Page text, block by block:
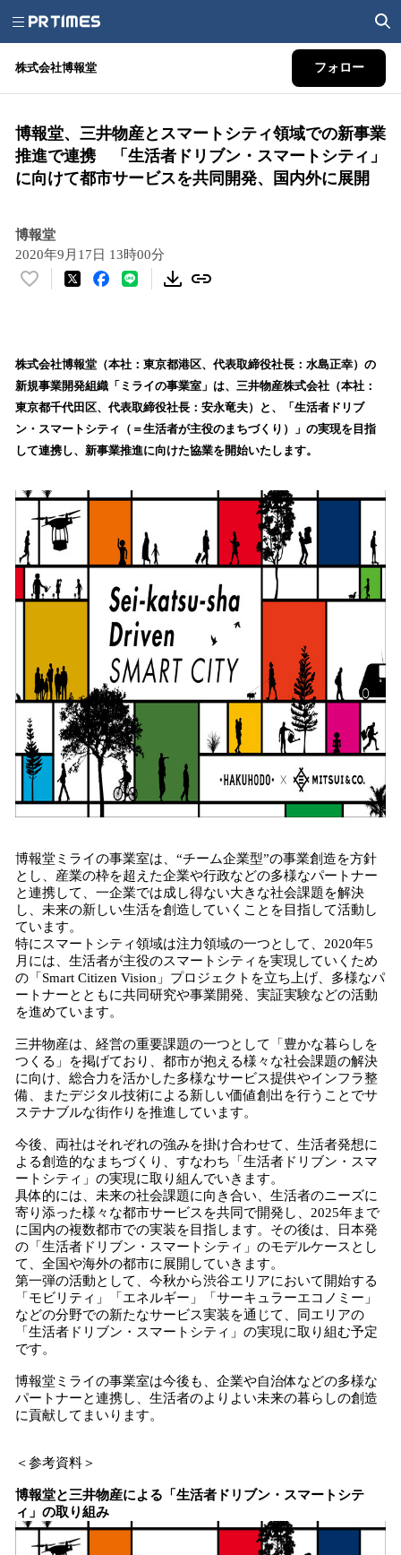
株式会社博報堂 フォロー
博報堂、三井物産とスマートシティ領域での新事業
推進で連携 「生活者ドリブン・スマートシティ」
に向けて都市サービスを共同開発、国内外に展開
博報堂
2020年9月17日 13時00分
い
数
を
読
込
み
で
株式会社博報堂（本社：東京都港区、代表取締役社長：水島正幸）の
新規事業開発組織「ミライの事業室」は、三井物産株式会社（本社：
東京都千代田区、代表取締役社長：安永竜夫）と、「生活者ドリブ
ン・スマートシティ（＝生活者が主役のまちづくり）」の実現を目指
して連携し、新事業推進に向けた協業を開始いたします。
博報堂ミライの事業室は、“チーム企業型”の事業創造を方針
とし、産業の枠を超えた企業や行政などの多様なパートナー
と連携して、一企業では成し得ない大きな社会課題を解決
し、未来の新しい生活を創造していくことを目指して活動し
ています。
特にスマートシティ領域は注力領域の一つとして、2020年5
月には、生活者が主役のスマートシティを実現していくため
の「Smart Citizen Vision」プロジェクトを立ち上げ、多様なパ
ートナーとともに共同研究や事業開発、実証実験などの活動
を進めています。
三井物産は、経営の重要課題の一つとして「豊かな暮らしを
つくる」を掲げており、都市が抱える様々な社会課題の解決
に向け、総合力を活かした多様なサービス提供やインフラ整
備、またデジタル技術による新しい価値創出を行うことでサ
ステナブルな街作りを推進しています。
今後、両社はそれぞれの強みを掛け合わせて、生活者発想に
よる創造的なまちづくり、すなわち「生活者ドリブン・スマ
ートシティ」の実現に取り組んでいきます。
具体的には、未来の社会課題に向き合い、生活者のニーズに
寄り添った様々な都市サービスを共同で開発し、2025年まで
に国内の複数都市での実装を目指します。その後は、日本発
の「生活者ドリブン・スマートシティ」のモデルケースとし
て、全国や海外の都市に展開していきます。
第一弾の活動として、今秋から渋谷エリアにおいて開始する
「モビリティ」「エネルギー」「サーキュラーエコノミー」
などの分野での新たなサービス実装を通じて、同エリアの
「生活者ドリブン・スマートシティ」の実現に取り組む予定
です。
博報堂ミライの事業室は今後も、企業や自治体などの多様な
パートナーと連携し、生活者のよりよい未来の暮らしの創造
に貢献してまいります。
＜参考資料＞
博報堂と三井物産による「生活者ドリブン・スマートシテ
ィ」の取り組み